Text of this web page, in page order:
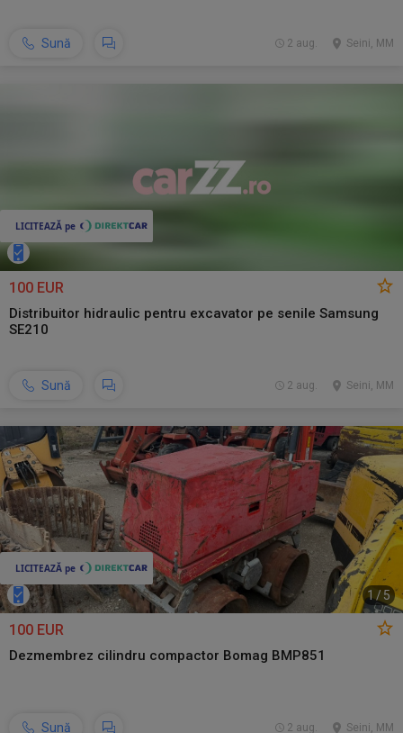
Sună Seini, MM
2 aug.
100 EUR
Distribuitor hidraulic pentru excavator pe senile Samsung
SE210
Sună Seini, MM
2 aug.
1 / 5
100 EUR
Dezmembrez cilindru compactor Bomag BMP851
Sună Seini, MM
2 aug.